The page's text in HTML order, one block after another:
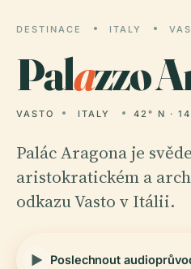
DESTINACE ITALY
Palazzo
VASTO ITALY 42° N ·
Palác Aragona je
aristokratickém a
odkazu Vasto v Itálii.
Poslechnout